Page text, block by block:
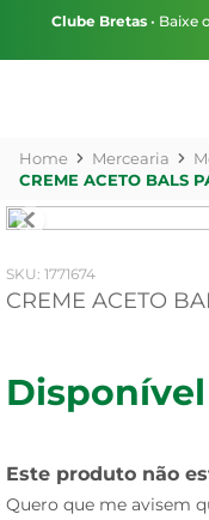
Clube Bretas • Baixe
Mercearia
CREME ACETO BALS
: 1771674
CREME ACETO
Este produto não
Quero que me avisem